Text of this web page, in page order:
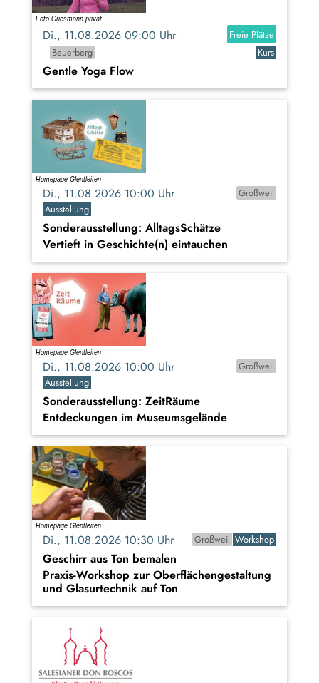
Di., 11.08.2026 09:00 Uhr
Freie Plätze
Beuerberg
Kurs
Gentle Yoga Flow
Di., 11.08.2026 10:00 Uhr
Großweil
Ausstellung
Sonderausstellung: AlltagsSchätze
Vertieft in Geschichte(n) eintauchen
Di., 11.08.2026 10:00 Uhr
Großweil
Ausstellung
Sonderausstellung: ZeitRäume
Entdeckungen im Museumsgelände
Di., 11.08.2026 10:30 Uhr Großweil Workshop
Geschirr aus Ton bemalen
Praxis-Workshop zur Oberflächengestaltung
und Glasurtechnik auf Ton